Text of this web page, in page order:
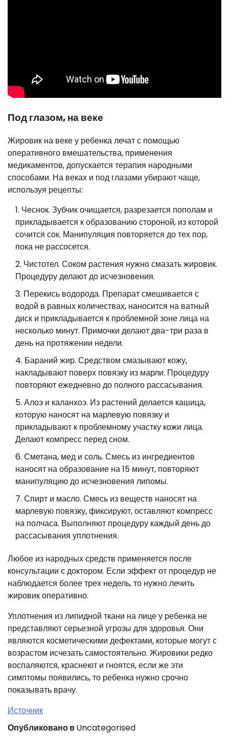
Под глазом, на веке
Жировик на веке у ребенка лечат с помощью
оперативного вмешательства, применения
медикаментов, допускается терапия народными
способами. На веках и под глазами убирают чаще,
используя рецепты:
Чеснок. Зубчик очищается, разрезается пополам и
прикладывается к образованию стороной, из которой
сочится сок. Манипуляция повторяется до тех пор,
пока не рассосется.
Чистотел. Соком растения нужно смазать жировик.
Процедуру делают до исчезновения.
Перекись водорода. Препарат смешивается с
водой в равных количествах, наносится на ватный
диск и прикладывается к проблемной зоне лица на
несколько минут. Примочки делают два-три раза в
день на протяжении недели.
Бараний жир. Средством смазывают кожу,
накладывают поверх повязку из марли. Процедуру
повторяют ежедневно до полного рассасывания.
Алоэ и каланхоэ. Из растений делается кашица,
которую наносят на марлевую повязку и
прикладывают к проблемному участку кожи лица.
Делают компресс перед сном.
Сметана, мед и соль. Смесь из ингредиентов
наносят на образование на 15 минут, повторяют
манипуляцию до исчезновения липомы.
Спирт и масло. Смесь из веществ наносят на
марлевую повязку, фиксируют, оставляют компресс
на полчаса. Выполняют процедуру каждый день до
рассасывания уплотнения.
Любое из народных средств применяется после
консультации с доктором. Если эффект от процедур не
наблюдается более трех недель, то нужно лечить
жировик оперативно.
Уплотнения из липидной ткани на лице у ребенка не
представляют серьезной угрозы для здоровья. Они
являются косметическими дефектами, которые могут с
возрастом исчезать самостоятельно. Жировики редко
воспаляются, краснеют и гноятся, если же эти
симптомы появились, то ребенка нужно срочно
показывать врачу.
Источник
Опубликовано вUncategorised